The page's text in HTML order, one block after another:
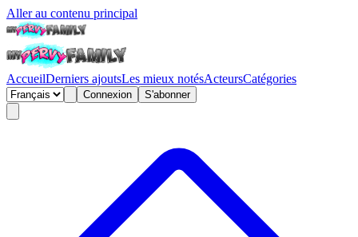
Aller au contenu principal
AccueilDerniers ajoutsLes mieux notésActeursCatégories
Connexion S'abonner